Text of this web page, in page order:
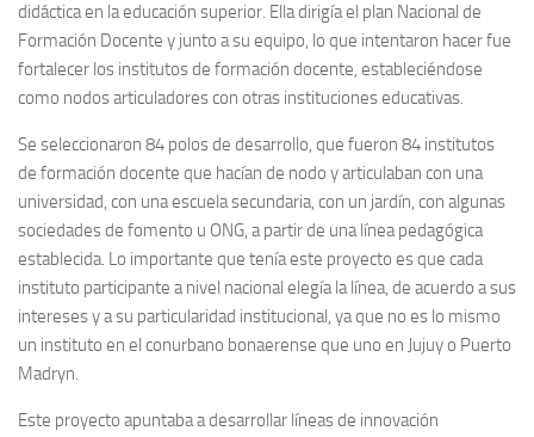
didáctica en la educación superior. Ella dirigía el plan Nacional de
Formación Docente y junto a su equipo, lo que intentaron hacer fue
fortalecer los institutos de formación docente, estableciéndose
como nodos articuladores con otras instituciones educativas.
Se seleccionaron 84 polos de desarrollo, que fueron 84 institutos
de formación docente que hacían de nodo y articulaban con una
universidad, con una escuela secundaria, con un jardín, con algunas
sociedades de fomento u ONG, a partir de una línea pedagógica
establecida. Lo importante que tenía este proyecto es que cada
instituto participante a nivel nacional elegía la línea, de acuerdo a sus
intereses y a su particularidad institucional, ya que no es lo mismo
un instituto en el conurbano bonaerense que uno en Jujuy o Puerto
Madryn.
Este proyecto apuntaba a desarrollar líneas de innovación